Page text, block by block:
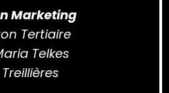
Marketing
Tertiaire
Telkes
Treillières